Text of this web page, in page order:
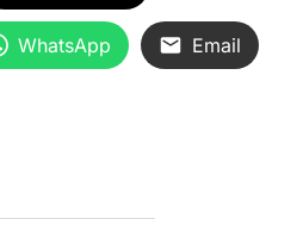
WhatsApp Email